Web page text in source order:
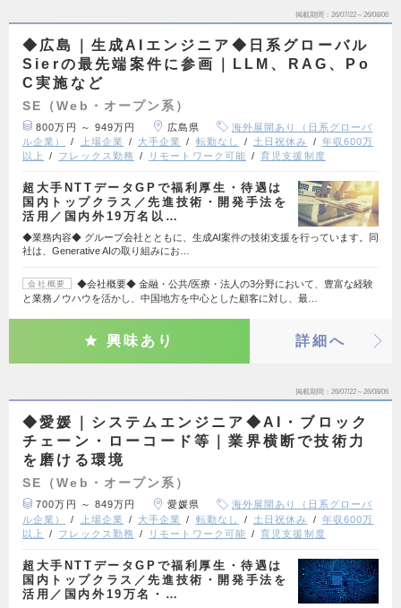
掲載期間 26/07/22～26/08/06
◆広島｜生成AIエンジニア◆日系グローバル
Sierの最先端案件に参画｜LLM、RAG、Po
C実施など
SE（Web・オープン系）
800万円 ～ 949万円 広島県
海外展開あり（日系グローバ
ル企業）
上場企業 大手企業 転勤なし 土日祝休み
年収600万
以上
フレックス勤務 リモートワーク可能 育児支援制度
超大手NTTデータGPで福利厚生・待遇は
国内トップクラス／先進技術・開発手法を
活用／国内外19万名以…
◆業務内容◆ グループ会社とともに、生成AI案件の技術支援を行っています。同
社は、Generative AIの取り組みにお…
会社概要
◆会社概要◆ 金融・公共/医療・法人の3分野において、豊富な経験
と業務ノウハウを活かし、中国地方を中心とした顧客に対し、最…
興味あり 詳細へ
掲載期間 26/07/22～26/08/06
◆愛媛｜システムエンジニア◆AI・ブロック
チェーン・ローコード等｜業界横断で技術力
を磨ける環境
SE（Web・オープン系）
700万円 ～ 849万円 愛媛県
海外展開あり（日系グローバ
ル企業）
上場企業 大手企業 転勤なし 土日祝休み
年収600万
以上
フレックス勤務 リモートワーク可能 育児支援制度
超大手NTTデータGPで福利厚生・待遇は
国内トップクラス／先進技術・開発手法を
活用／国内外19万名・…